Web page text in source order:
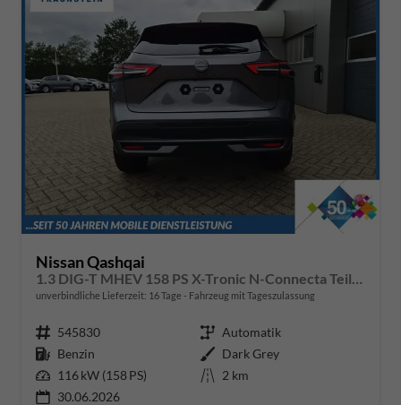
Nissan Qashqai
unverbindliche Lieferzeit: 16 Tage Fahrzeug mit Tageszulassung
Fahrzeugnr. 545830 Getriebe Automatik
Kraftstoff Benzin Außenfarbe Dark Grey
Leistung 116 kW (158 PS) Kilometerstand 2 km
30.06.2026